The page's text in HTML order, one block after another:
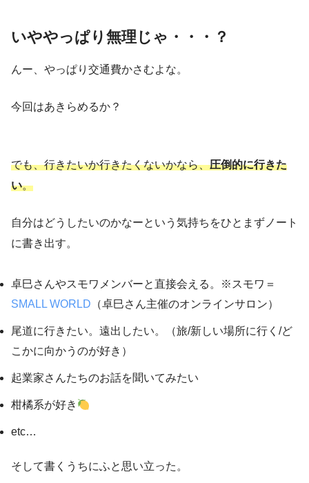
いややっぱり無理じゃ・・・？
んー、やっぱり交通費かさむよな。
今回はあきらめるか？
でも、行きたいか行きたくないかなら、圧倒的に行きた
い。
自分はどうしたいのかなーという気持ちをひとまずノート
に書き出す。
卓巳さんやスモワメンバーと直接会える。※スモワ＝
SMALL WORLD （卓巳さん主催のオンラインサロン）
尾道に行きたい。遠出したい。（旅/新しい場所に行く/ど
こかに向かうのが好き）
起業家さんたちのお話を聞いてみたい
柑橘系が好き
etc…
そして書くうちにふと思い立った。